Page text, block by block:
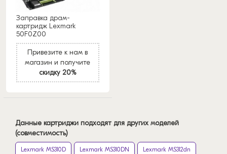
Заправка драм-
картридж Lexmark
50F0Z00
Привезите к нам в
магазин и получите
скидку 20%
Данные картриджи подходят для других моделей
(совместимость)
Lexmark MS310D Lexmark MS310DN Lexmark MS312dn